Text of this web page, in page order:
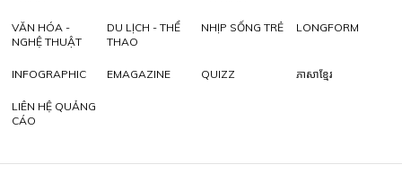
VĂN HÓA -
NGHỆ THUẬT
DU LỊCH - THỂ
THAO
NHỊP SỐNG TRẺ LONGFORM
INFOGRAPHIC EMAGAZINE QUIZZ ភាសាខ្មែរ
LIÊN HỆ QUẢNG
CÁO